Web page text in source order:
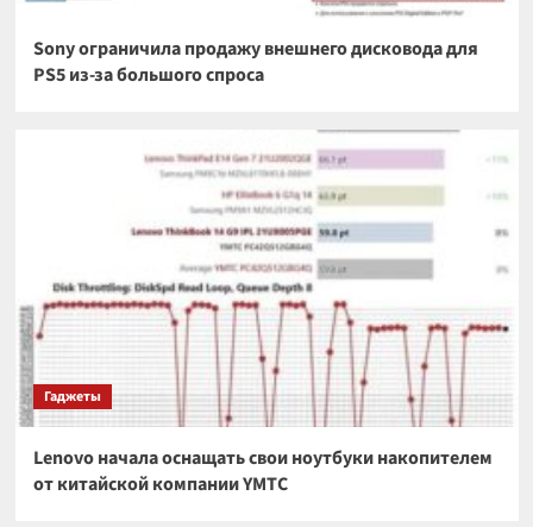
Sony ограничила продажу внешнего дисковода для
PS5 из-за большого спроса
Гаджеты
Lenovo начала оснащать свои ноутбуки накопителем
от китайской компании YMTC